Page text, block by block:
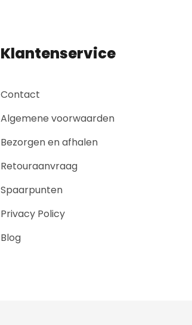
Klantenservice
Contact
Algemene voorwaarden
Bezorgen en afhalen
Retouraanvraag
Spaarpunten
Privacy Policy
Blog